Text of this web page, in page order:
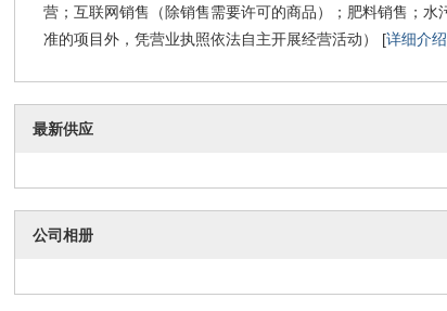
营；互联网销售（除销售需要许可的商品）；肥料销售；
准的项目外，凭营业执照依法自主开展经营活动） [详细介绍
最新供应
公司相册